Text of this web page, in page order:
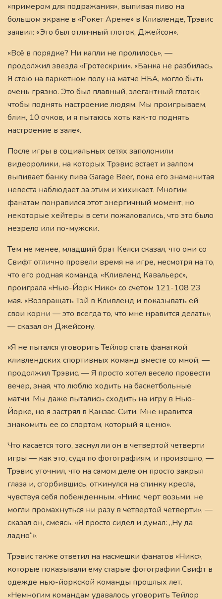
«примером для подражания», выпивая пиво на
большом экране в «Рокет Арене» в Кливленде, Трэвис
заявил: «Это был отличный глоток, Джейсон».
«Всё в порядке? Ни капли не пролилось», —
продолжил звезда «Гротескрии». «Банка не разбилась.
Я стою на паркетном полу на матче НБА, могло быть
очень грязно. Это был плавный, элегантный глоток,
чтобы поднять настроение людям. Мы проигрываем,
блин, 10 очков, и я пытаюсь хоть как-то поднять
настроение в зале».
После игры в социальных сетях заполонили
видеоролики, на которых Трэвис встает и залпом
выпивает банку пива Garage Beer, пока его знаменитая
невеста наблюдает за этим и хихикает. Многим
фанатам понравился этот энергичный момент, но
некоторые хейтеры в сети пожаловались, что это было
незрело или по-мужски.
Тем не менее, младший брат Келси сказал, что они со
Свифт отлично провели время на игре, несмотря на то,
что его родная команда, «Кливленд Кавальерс»,
проиграла «Нью-Йорк Никс» со счетом 121-108 23
мая. «Возвращать Тэй в Кливленд и показывать ей
свои корни — это всегда то, что мне нравится делать»,
— сказал он Джейсону.
«Я не пытался уговорить Тейлор стать фанаткой
кливлендских спортивных команд вместе со мной, —
продолжил Трэвис. — Я просто хотел весело провести
вечер, зная, что люблю ходить на баскетбольные
матчи. Мы даже пытались сходить на игру в Нью-
Йорке, но я застрял в Канзас-Сити. Мне нравится
знакомить ее со спортом, который я ценю».
Что касается того, заснул ли он в четвертой четверти
игры — как это, судя по фотографиям, и произошло, —
Трэвис уточнил, что на самом деле он просто закрыл
глаза и, сгорбившись, откинулся на спинку кресла,
чувствуя себя побежденным. «Никс, черт возьми, не
могли промахнуться ни разу в четвертой четверти», —
сказал он, смеясь. «Я просто сидел и думал: „Ну да
ладно“».
Трэвис также ответил на насмешки фанатов «Никс»,
которые показывали ему старые фотографии Свифт в
одежде нью-йоркской команды прошлых лет.
«Немногим командам удавалось уговорить Тейлор